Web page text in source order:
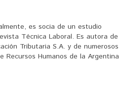
es socia de un estudio
Técnica Laboral. Es autora de
Tributaria S.A. y de numerosos
Recursos Humanos de la Argentina